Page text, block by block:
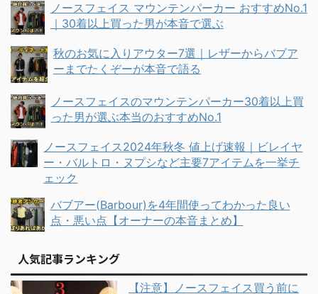
ノースフェイス マウンテンパーカー おすすめNo.1
｜30着以上買った男が本音で選ぶ
秋のお気に入りアウター7選｜レザーからバブア
ーまでたくぞーが本音で語る
ノースフェイスのマウンテンパーカー30着以上買
った男が選ぶ本当のおすすめNo.1
ノースフェイス2024年秋冬 値上げ速報｜ビレイヤ
ー・バルトロ・ヌプシなど主要7アイテムを一挙チ
ェック
バブアー(Barbour)を4年間使ってわかった良い
点・悪い点【オーナーの本音まとめ】
人気記事ランキング
【注意】ノースフェイス買う前に